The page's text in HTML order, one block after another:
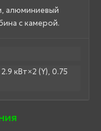
алюминиевый
с камерой.
кВт×2 (Y), 0.75